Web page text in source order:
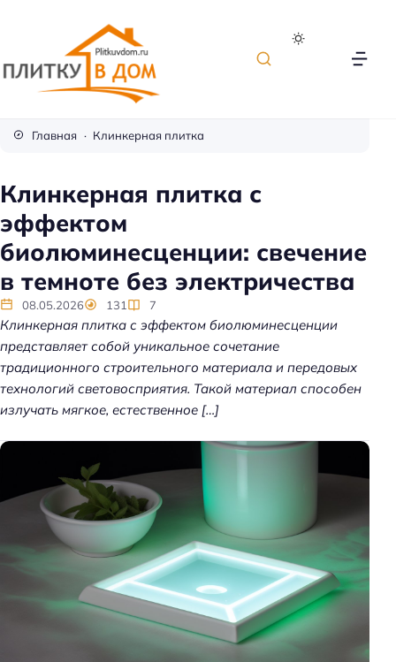
к
а
д
л
я
о
т
д
е
л
к
д
м
Главная Клинкерная плитка
Клинкерная плитка с
эффектом
биолюминесценции: свечение
в темноте без электричества
08.05.2026 131 7
Клинкерная плитка с эффектом биолюминесценции
представляет собой уникальное сочетание
традиционного строительного материала и передовых
технологий световосприятия. Такой материал способен
излучать мягкое, естественное […]